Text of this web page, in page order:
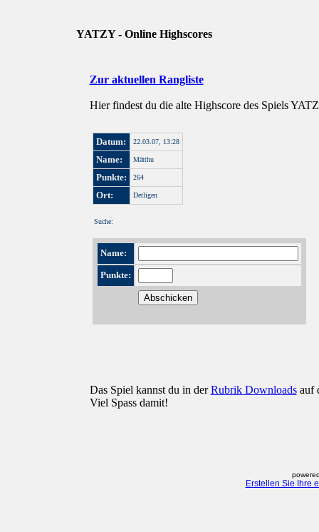
YATZY - Online Highscores
Zur aktuellen Rangliste
Hier findest du die alte Highscore des Spiels
Datum: 22.03.07, 13:28
Name: Mätthu
Punkte: 264
Ort: Detligen
Suche:
Name:
Punkte:
Das Spiel kannst du in derRubrik Downloadsauf
Viel Spass damit!
Erstellen Sie Ihre